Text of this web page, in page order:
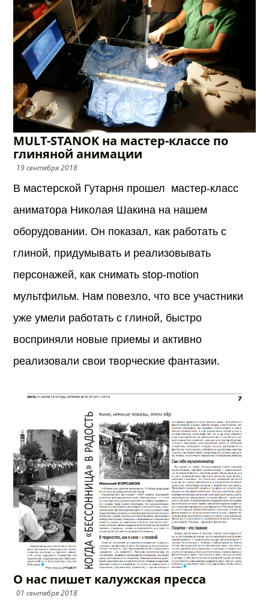
MULT-STANOK на мастер-классе по
глиняной анимации
19 сентября 2018
В мастерской Гутарня прошел мастер-класс
аниматора Николая Шакина на нашем
оборудовании. Он показал, как работать с
глиной, придумывать и реализовывать
персонажей, как снимать stop-motion
мультфильм. Нам повезло, что все участники
уже умели работать с глиной, быстро
восприняли новые приемы и активно
реализовали свои творческие фантазии.
О нас пишет калужская пресса
01 сентября 2018